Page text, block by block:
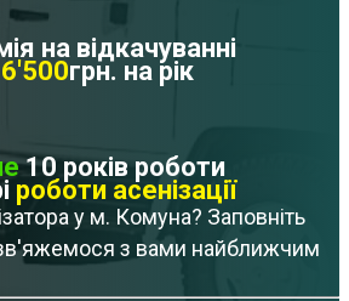
на відкачуванні
6'500грн. на рік
10 років роботи
роботи асенізації
у м. Комуна? Заповніть
з вами найближчим